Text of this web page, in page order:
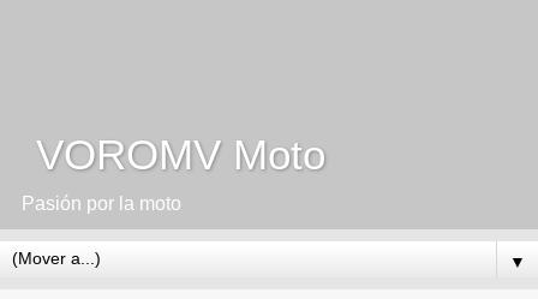
VOROMV Moto
Pasión por la moto
▼